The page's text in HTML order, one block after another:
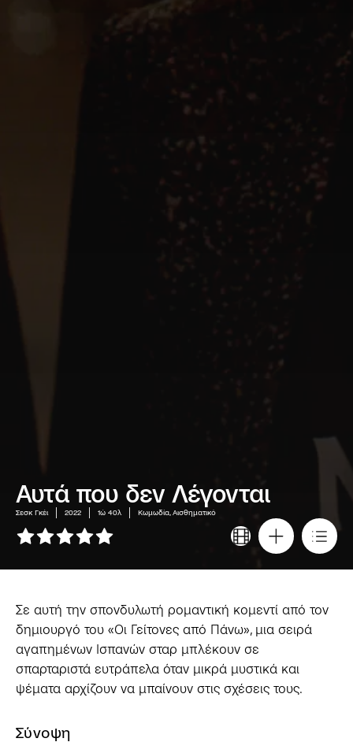
Αυτά που δεν Λέγονται
Σεσκ Γκέι 2022 1ώ 40λ Κωμωδία, Αισθηματικό
Σε αυτή την σπονδυλωτή ρομαντική κομεντί από τον
δημιουργό του «Οι Γείτονες από Πάνω», μια σειρά
αγαπημένων Ισπανών σταρ μπλέκουν σε
σπαρταριστά ευτράπελα όταν μικρά μυστικά και
ψέματα αρχίζουν να μπαίνουν στις σχέσεις τους.
Σύνοψη